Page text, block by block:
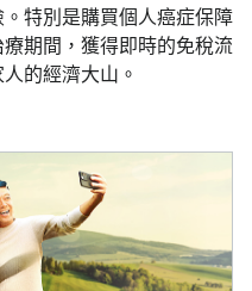
特別是購買個人癌症保障
期間，獲得即時的免稅流
的經濟大山。